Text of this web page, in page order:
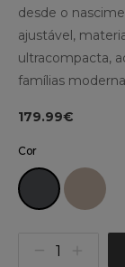
desde o
ajustável,
ultracompacta,
famílias
179.99€
Cor